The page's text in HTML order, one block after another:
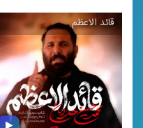
قائد الاعظم\